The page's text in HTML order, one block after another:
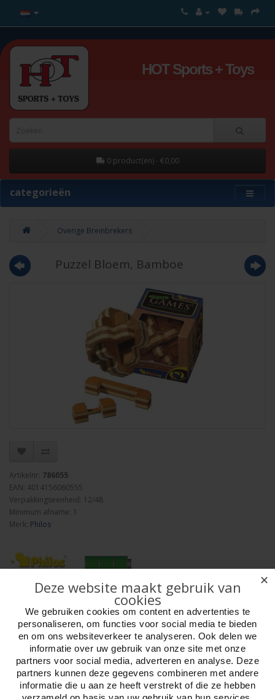
HOT Sports + Toys
0 product(en) - €0,00
categorieën
Overige Breinbrekers
Puzzel Bloem, Bamboe
Artikelnr: 786055
EAN: 4014156060555
Verpakkingseenheid: 12/48
Minimum afname: 1
Merk: Philos
Bestellen
Omschrijving Foto hoge resolutie Details
✕
Deze website maakt gebruik van
cookies
We gebruiken cookies om content en advertenties te
personaliseren, om functies voor social media te bieden
en om ons websiteverkeer te analyseren. Ook delen we
informatie over uw gebruik van onze site met onze
partners voor social media, adverteren en analyse. Deze
partners kunnen deze gegevens combineren met andere
informatie die u aan ze heeft verstrekt of die ze hebben